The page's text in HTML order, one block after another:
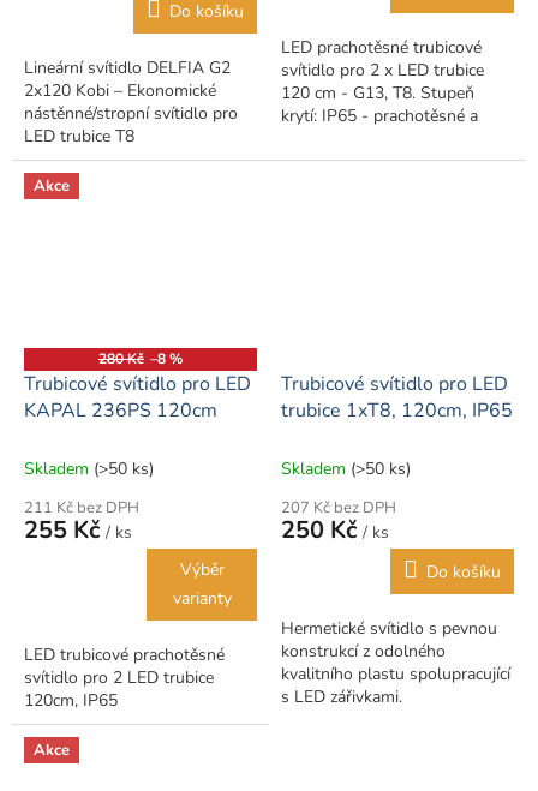
Do košíku
Lineární svítidlo DELFIA G2
2x120 Kobi – Ekonomické
nástěnné/stropní svítidlo pro
LED trubice T8
hvězdiček.
LED prachotěsné trubicové
svítidlo pro 2 x LED trubice
120 cm - G13, T8. Stupeň
krytí: IP65 - prachotěsné a
vodě. LED trubice můžete...
Akce
280 Kč –8 %
Trubicové svítidlo pro LED
KAPAL 236PS 120cm
Skladem (>50 ks)
211 Kč bez DPH
255 Kč / ks
Výběr
varianty
LED trubicové prachotěsné
svítidlo pro 2 LED trubice
120cm, IP65
Trubicové svítidlo pro LED
trubice 1xT8, 120cm, IP65
Skladem (>50 ks)
207 Kč bez DPH
250 Kč / ks
Do košíku
Hermetické svítidlo s pevnou
konstrukcí z odolného
kvalitního plastu spolupracující
s LED zářivkami.
Akce